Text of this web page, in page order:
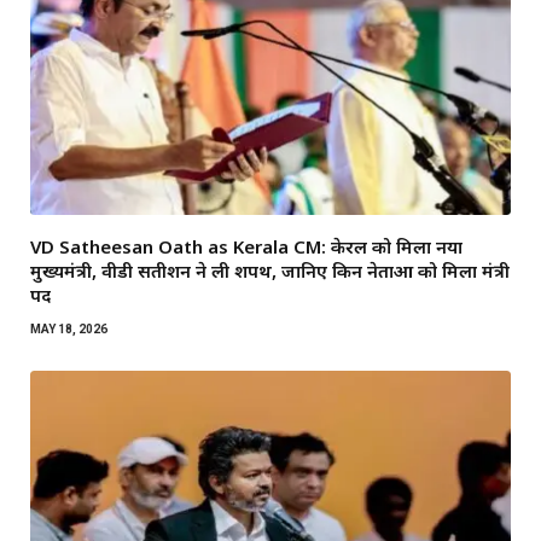
VD Satheesan Oath as Kerala CM: केरल को मिला नया
मुख्यमंत्री, वीडी सतीशन ने ली शपथ, जानिए किन नेताओं को मिला मंत्री
पद
MAY 18, 2026